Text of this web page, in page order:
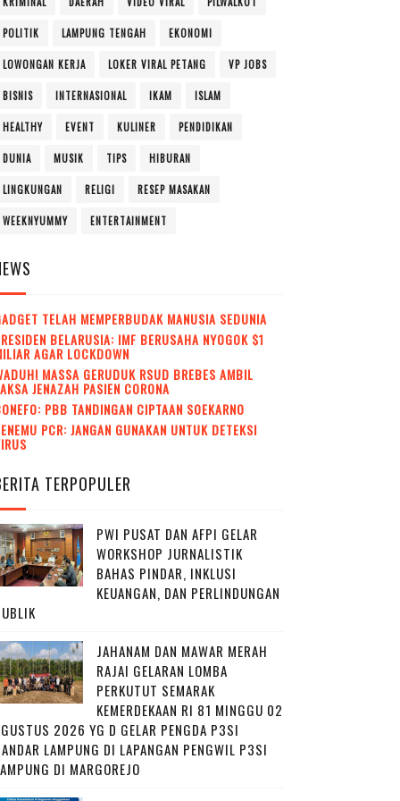
POLITIK LAMPUNG TENGAH EKONOMI
LOWONGAN KERJA LOKER VIRAL PETANG VP JOBS
BISNIS INTERNASIONAL IKAM ISLAM
HEALTHY EVENT KULINER PENDIDIKAN
DUNIA MUSIK TIPS HIBURAN
LINGKUNGAN RELIGI RESEP MASAKAN
WEEKNYUMMY ENTERTAINMENT
TELAH MEMPERBUDAK MANUSIA SEDUNIA
BELARUSIA: IMF BERUSAHA NYOGOK $1
AGAR LOCKDOWN
MASSA GERUDUK RSUD BREBES AMBIL
JENAZAH PASIEN CORONA
PBB TANDINGAN CIPTAAN SOEKARNO
PCR: JANGAN GUNAKAN UNTUK DETEKSI
TERPOPULER
PWI PUSAT DAN AFPI GELAR
WORKSHOP JURNALISTIK
BAHAS PINDAR, INKLUSI
KEUANGAN, DAN PERLINDUNGAN
JAHANAM DAN MAWAR MERAH
RAJAI GELARAN LOMBA
PERKUTUT SEMARAK
KEMERDEKAAN RI 81 MINGGU 02
2026 YG D GELAR PENGDA P3SI
LAMPUNG DI LAPANGAN PENGWIL P3SI
DI MARGOREJO